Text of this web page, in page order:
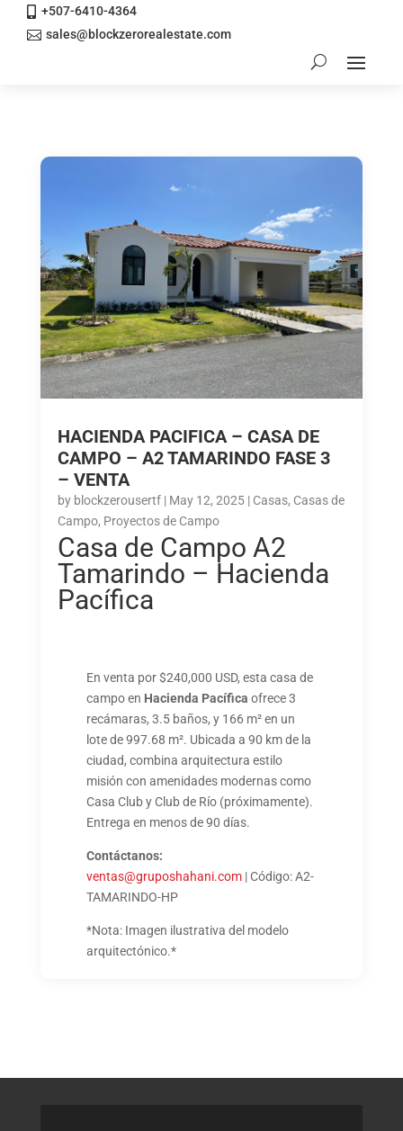
 sales@blockzerorealestate.com
+507-6410-4364
HACIENDA PACIFICA – CASA DE
CAMPO – A2 TAMARINDO FASE 3
– VENTA
by blockzerousertf| May 12, 2025| Casas, Casas de
Campo, Proyectos de Campo
Casa de Campo A2
Tamarindo – Hacienda
Pacífica
En venta por $240,000 USD, esta casa de
campo en Hacienda Pacífica ofrece 3
recámaras, 3.5 baños, y 166 m² en un
lote de 997.68 m². Ubicada a 90 km de la
ciudad, combina arquitectura estilo
misión con amenidades modernas como
Casa Club y Club de Río (próximamente).
Entrega en menos de 90 días.
Contáctanos:
ventas@gruposhahani.com| Código: A2-
TAMARINDO-HP
*Nota: Imagen ilustrativa del modelo
arquitectónico.*